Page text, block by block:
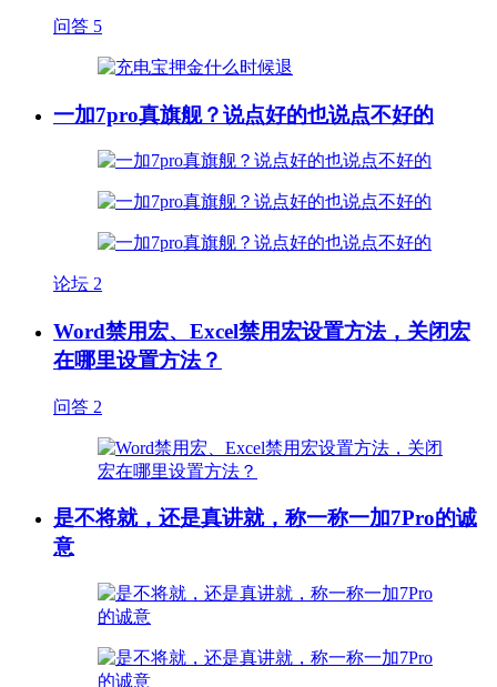
问答 5
一加7pro真旗舰？说点好的也说点不好的
论坛 2
Word禁用宏、Excel禁用宏设置方法，关闭宏
在哪里设置方法？
问答 2
是不将就，还是真讲就，称一称一加7Pro的诚
意